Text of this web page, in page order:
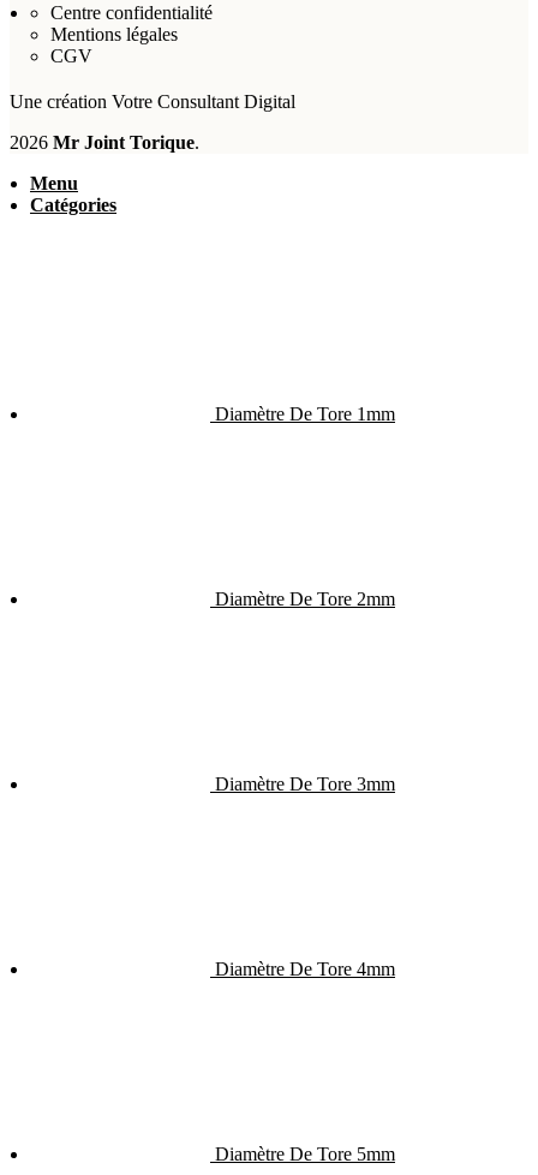
Centre confidentialité
Mentions légales
CGV
Une création Votre Consultant Digital
2026 Mr Joint Torique.
Menu
Catégories
Diamètre De Tore 1mm
Diamètre De Tore 2mm
Diamètre De Tore 3mm
Diamètre De Tore 4mm
Diamètre De Tore 5mm